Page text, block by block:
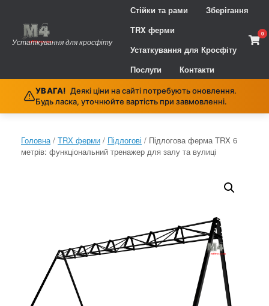
content
Устаткування для кросфіту
Стійки та рами
Зберігання
TRX ферми
Устаткування для Кросфіту
Послуги
Контакти
View
0
УВАГА! Деякі ціни на сайті потребують оновлення.
Будь ласка, уточнюйте вартість при завмовленні.
Головна/ TRX ферми / Підлогові / Підлогова ферма TRX 6
метрів: функціональний тренажер для залу та вулиці